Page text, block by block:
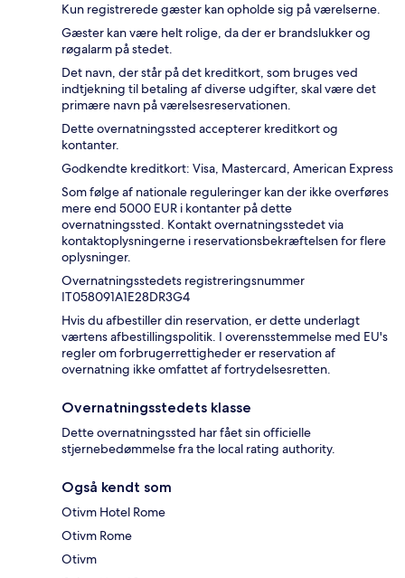
Kun registrerede gæster kan opholde sig på værelserne.
Gæster kan være helt rolige, da der er brandslukker og
røgalarm på stedet.
Det navn, der står på det kreditkort, som bruges ved
indtjekning til betaling af diverse udgifter, skal være det
primære navn på værelsesreservationen.
Dette overnatningssted accepterer kreditkort og
kontanter.
Godkendte kreditkort: Visa, Mastercard, American Express
Som følge af nationale reguleringer kan der ikke overføres
mere end 5000 EUR i kontanter på dette
overnatningssted. Kontakt overnatningsstedet via
kontaktoplysningerne i reservationsbekræftelsen for flere
oplysninger.
Overnatningsstedets registreringsnummer
IT058091A1E28DR3G4
Hvis du afbestiller din reservation, er dette underlagt
værtens afbestillingspolitik. I overensstemmelse med EU's
regler om forbrugerrettigheder er reservation af
overnatning ikke omfattet af fortrydelsesretten.
Overnatningsstedets klasse
Dette overnatningssted har fået sin officielle
stjernebedømmelse fra the local rating authority.
Også kendt som
Otivm Hotel Rome
Otivm Rome
Otivm